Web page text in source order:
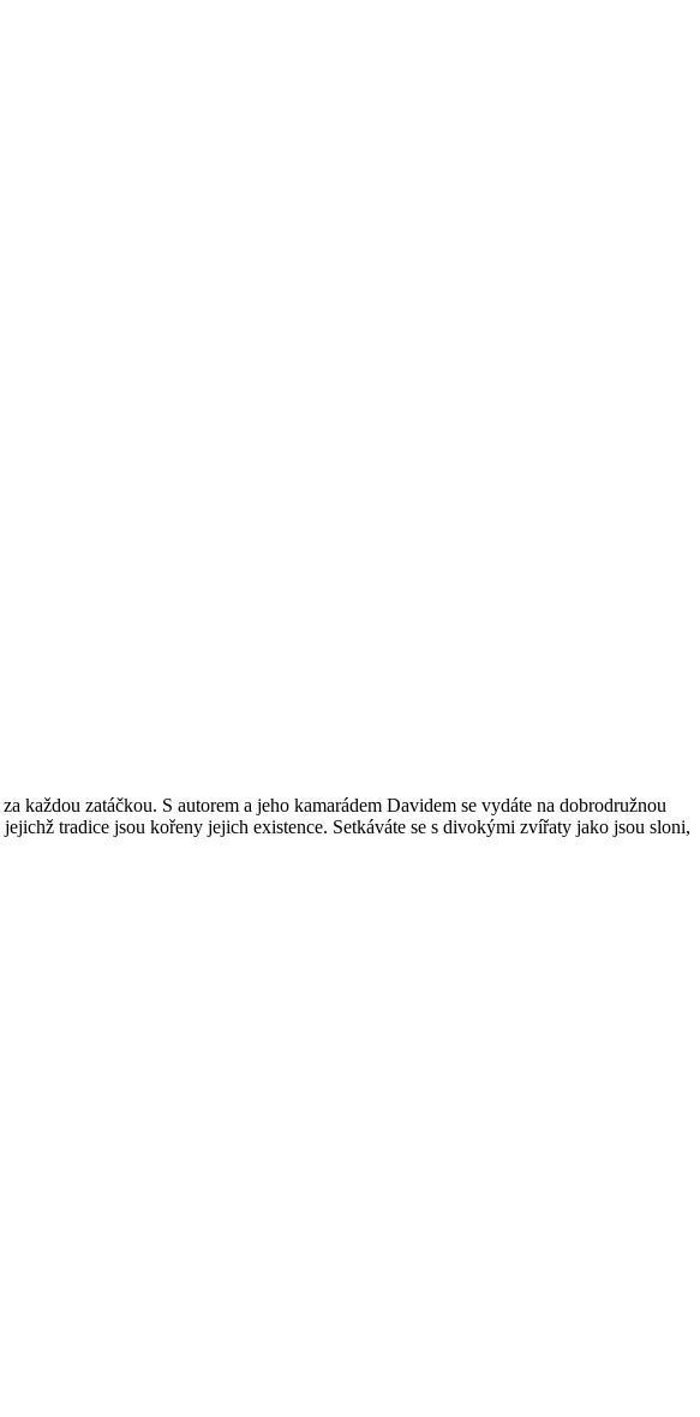
každou zatáčkou. S autorem a jeho kamarádem Davidem se vydáte na dobrodružnou
tradice jsou kořeny jejich existence. Setkáváte se s divokými zvířaty jako jsou sloni,